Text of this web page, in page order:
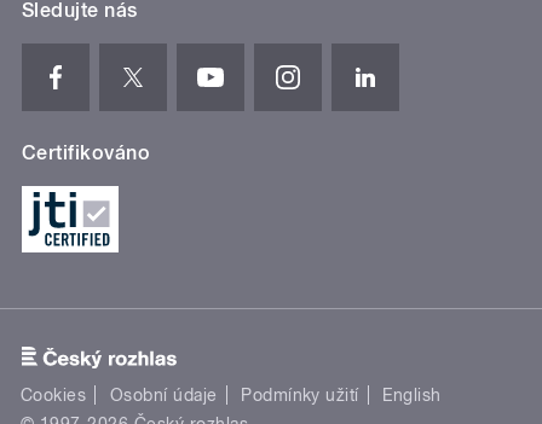
Sledujte nás
Certifikováno
Cookies Osobní údaje Podmínky užití
English